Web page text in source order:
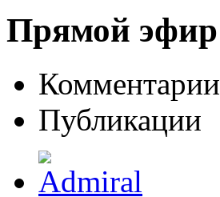
Прямой эфир
Комментарии
Публикации